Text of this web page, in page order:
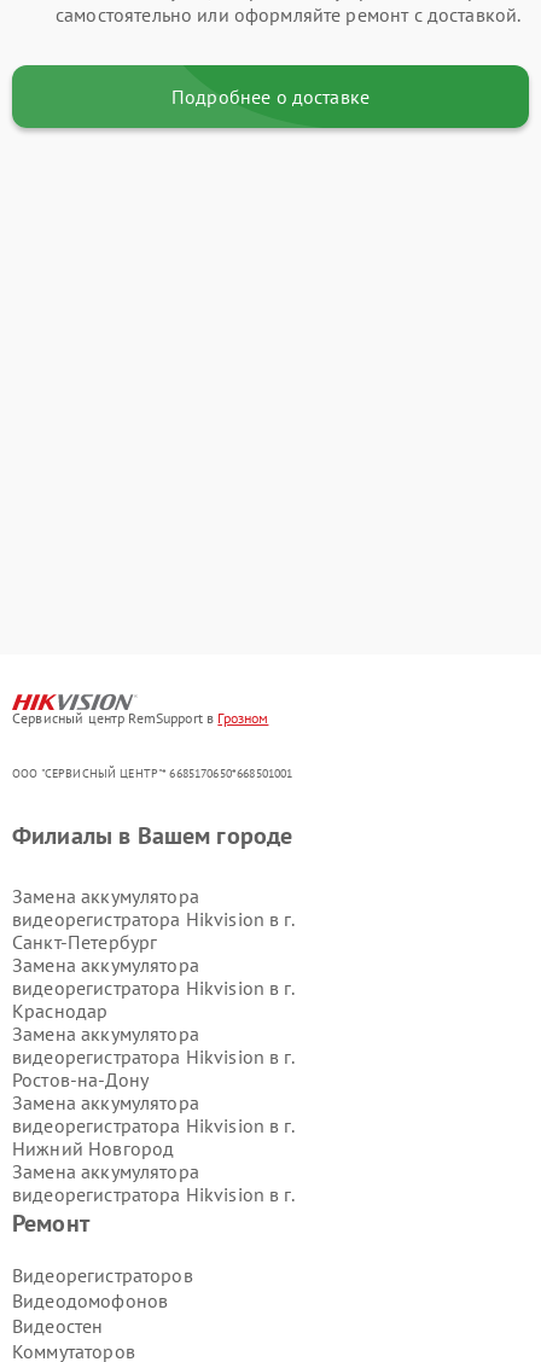
самостоятельно или оформляйте ремонт с доставкой.
Подробнее о доставке
Сервисный центр RemSupport в Грозном
ООО "СЕРВИСНЫЙ ЦЕНТР"* 6685170650*668501001
Ремонт
Видеорегистраторов
Видеодомофонов
Видеостен
Коммутаторов
Филиалы в Вашем городе
Замена аккумулятора
видеорегистратора Hikvision в г.
Санкт-Петербург
Замена аккумулятора
видеорегистратора Hikvision в г.
Краснодар
Замена аккумулятора
видеорегистратора Hikvision в г.
Ростов-на-Дону
Замена аккумулятора
видеорегистратора Hikvision в г.
Нижний Новгород
Замена аккумулятора
видеорегистратора Hikvision в г.
Новосибирск
видеорегистратора Hikvision в г.
Екатеринбург
Замена аккумулятора
видеорегистратора Hikvision в г.
Казань